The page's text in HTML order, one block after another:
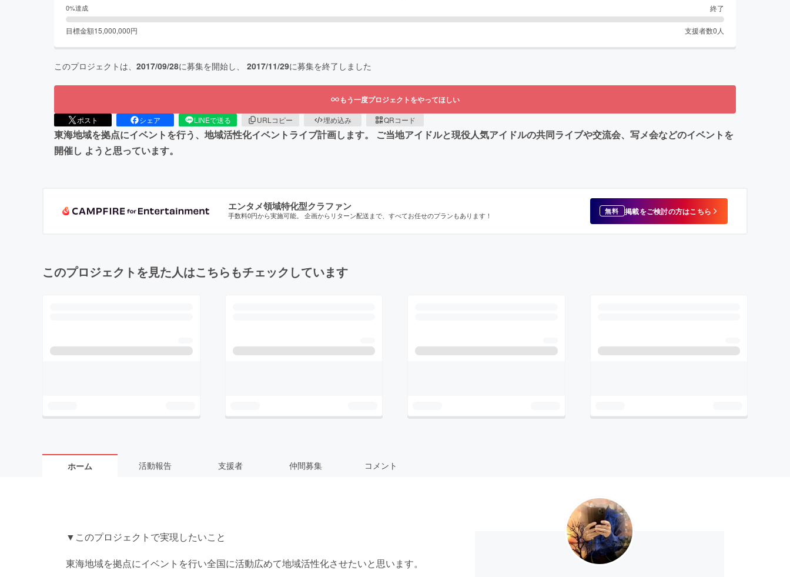
0%達成 終了
目標金額15,000,000円 支援者数0 人
このプロジェクトは、 2017/09/28に募集を開始し、 2017/11/29に募集を終了しました
もう一度プロジェクトをやってほしい
ポスト シェア LINEで送る URLコピー 埋め込み QRコード
東海地域を拠点にイベントを行う、地域活性化イベントライブ計画します。 ご当地アイドルと現役人気アイドルの共同ライブや交流会、写メ会などのイベントを
開催し ようと思っています。
エンタメ領域特化型クラファン
手数料0円から実施可能。 企画からリターン配送まで、すべてお任せのプランもあります！ 無料 掲載をご検討の方はこちら
このプロジェクトを見た人はこちらもチェックしています
ホーム 活動報告 支援者 仲間募集 コメント
▼このプロジェクトで実現したいこと
東海地域を拠点にイベントを行い全国に活動広めて地域活性化させたいと思います。